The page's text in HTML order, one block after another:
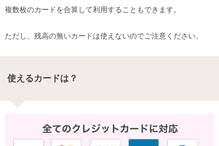
複数枚のカードを合算して利用することもできます。
ただし、残高の無いカードは使えないのでご注意ください。
使えるカードは？